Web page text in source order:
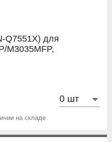
Q7551X) для
M3035MFP,
на складе